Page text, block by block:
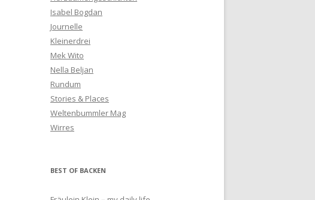
Isabel Bogdan
Journelle
Kleinerdrei
Mek Wito
Nella Beljan
Rundum
Stories & Places
Weltenbummler Mag
Wirres
BEST OF BACKEN